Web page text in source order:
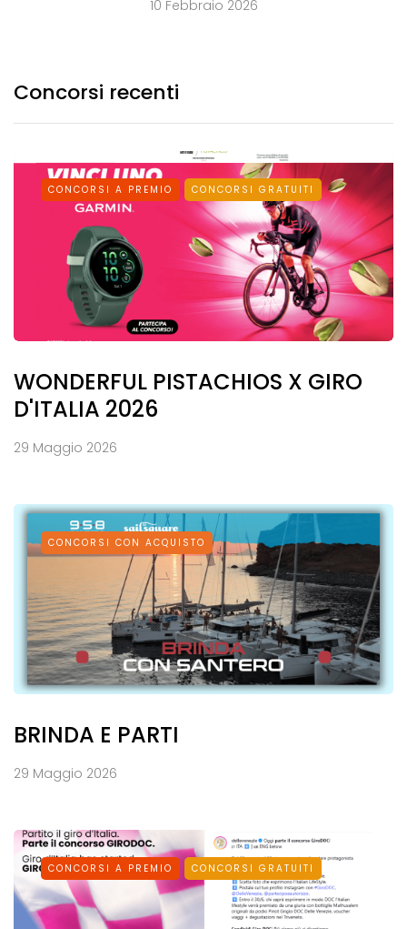
10 Febbraio 2026
Concorsi recenti
CONCORSI A PREMIO CONCORSI GRATUITI
WONDERFUL PISTACHIOS X GIRO
D'ITALIA 2026
29 Maggio 2026
CONCORSI CON ACQUISTO
BRINDA E PARTI
29 Maggio 2026
CONCORSI A PREMIO CONCORSI GRATUITI